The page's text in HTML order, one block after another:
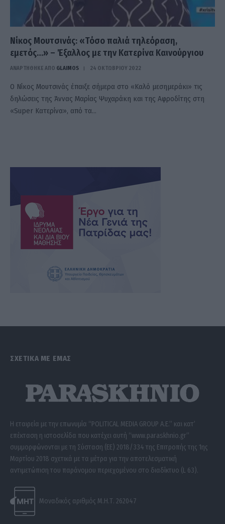
Νίκος Μουτσινάς: «Τόσο παλιά τηλεόραση,
εμετός…» – Έξαλλος με την Κατερίνα Καινούργιου
ΑΝΑΡΤΗΘΗΚΕ ΑΠΟ GLAIMOS 24 ΟΚΤΩΒΡΊΟΥ 2022
Ο Νίκος Μουτσινάς έπαιξε σήμερα στο «Καλό μεσημεράκι» τις
δηλώσεις της Άννας Μαρίας Ψυχαράκη και της Αφροδίτης στη
«Super Κατερίνα», από τα…
ΣΧΕΤΙΚΑ ΜΕ ΕΜΑΣ
Η εταιρεία με την επωνυμία “POLITICAL MEDIA GROUP A.E.” και κατ’
επέκταση η ιστοσελίδα που κατέχει αυτή “www.paraskhnio.gr”
συμμορφώνονται με τη Σύσταση (ΕΕ) 2018/334 της Επιτροπής της 1ης
Μαρτίου 2018 σχετικά με τα μέτρα για την αποτελεσματική
αντιμετώπιση του παράνομου περιεχομένου στο διαδίκτυο (L 63).
Μοναδικός αριθμός Μ.Η.Τ. 262047